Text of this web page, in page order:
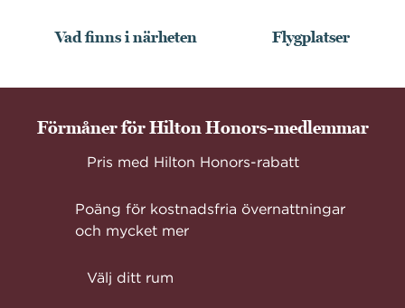
Vad finns i närheten Flygplatser
Förmåner för Hilton Honors-medlemmar
Pris med Hilton Honors-rabatt
Poäng för kostnadsfria övernattningar
och mycket mer
Välj ditt rum